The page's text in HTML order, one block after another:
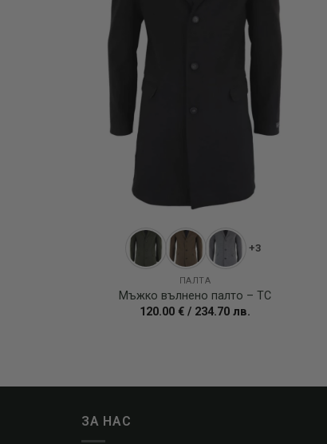
+3
ПАЛТА
Мъжко вълнено палто – TC
120.00 € / 234.70 лв.
ЗА НАС